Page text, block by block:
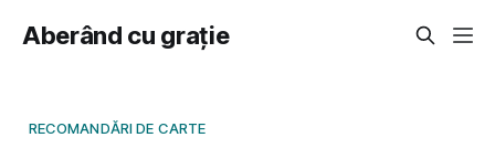
Aberând cu grație
RECOMANDĂRI DE CARTE